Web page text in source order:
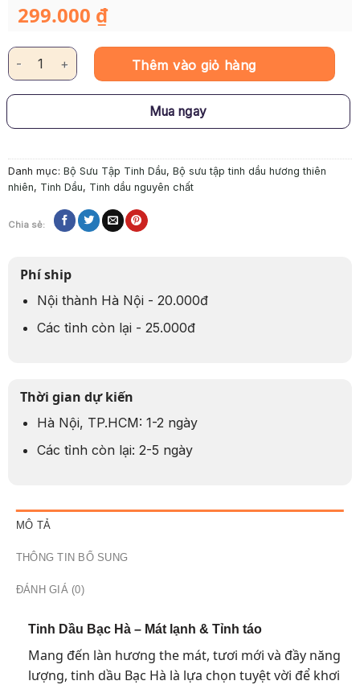
299.000 ₫
Tinh Dầu Thiên Nhiên – Bạc Hà số lượng
Thêm vào giỏ hàng
Mua ngay
Danh mục: Bộ Sưu Tập Tinh Dầu, Bộ sưu tập tinh dầu hương thiên
nhiên, Tinh Dầu, Tinh dầu nguyên chất
Chia sẻ:
Phí ship
Nội thành Hà Nội - 20.000đ
Các tỉnh còn lại - 25.000đ
Thời gian dự kiến
Hà Nội, TP.HCM: 1-2 ngày
Các tỉnh còn lại: 2-5 ngày
MÔ TẢ
THÔNG TIN BỔ SUNG
ĐÁNH GIÁ (0)
Tinh Dầu Bạc Hà – Mát lạnh & Tỉnh táo
Mang đến làn hương the mát, tươi mới và đầy năng
lượng, tinh dầu Bạc Hà là lựa chọn tuyệt vời để khơi